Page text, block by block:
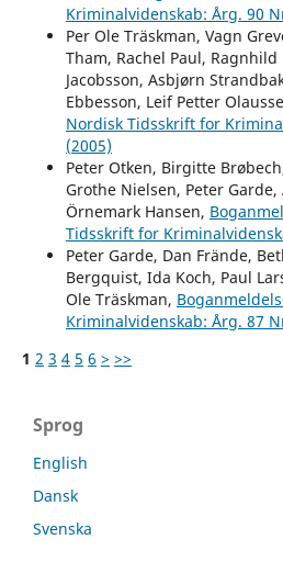
Kriminalvidenskab: Årg. 90
Per Ole Träskman, Vagn
Tham, Rachel Paul,
Jacobsson, Asbjørn
Ebbesson, Leif Petter
Nordisk Tidsskrift for
(2005)
Peter Otken, Birgitte
Grothe Nielsen, Peter
Örnemark Hansen,
Tidsskrift for
Peter Garde, Dan Frände,
Bergquist, Ida Koch, Paul
Ole Träskman,
Kriminalvidenskab: Årg. 87
1 2 3 4 5 6 > >>
Sprog
English
Dansk
Svenska